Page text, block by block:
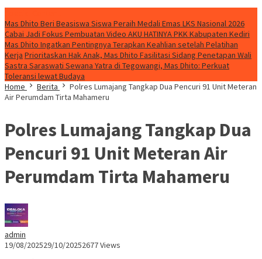
Mas Dhito Beri Beasiswa Siswa Peraih Medali Emas LKS Nasional 2026
Cabai Jadi Fokus Pembuatan Video AKU HATINYA PKK Kabupaten Kediri
Mas Dhito Ingatkan Pentingnya Terapkan Keahlian setelah Pelatihan
Kerja Prioritaskan Hak Anak, Mas Dhito Fasilitasi Sidang Penetapan Wali
Sastra Saraswati Sewana Yatra di Tegowangi, Mas Dhito: Perkuat
Toleransi lewat Budaya
Home
Berita
Polres Lumajang Tangkap Dua Pencuri 91 Unit Meteran
Air Perumdam Tirta Mahameru
Polres Lumajang Tangkap Dua
Pencuri 91 Unit Meteran Air
Perumdam Tirta Mahameru
admin
19/08/202529/10/20252677 Views